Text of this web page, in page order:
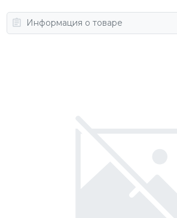
Информация о товаре